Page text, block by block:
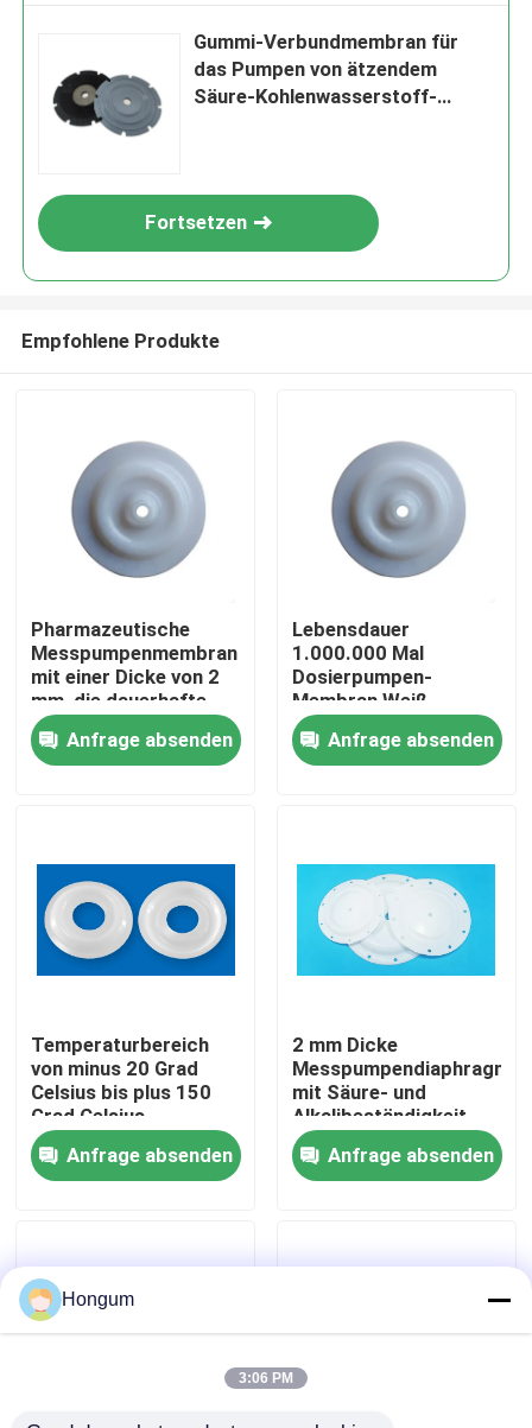
Zu Hause
Über uns
Werksbesichtigung
Qualitätskontrolle
Neuigkeiten
Bitte um ein Angebot
Gummimembrandichtungen
Gummi-Verbundmembran für
das Pumpen von ätzendem
Säure-Kohlenwasserstoff-
Fortsetzen
Empfohlene Produkte
Pharmazeutische
Messpumpenmembran
mit einer Dicke von 2
mm, die dauerhafte
und präzise Lösungen
für chemische
Messungen bietet
Anfrage absenden
Lebensdauer
1.000.000 Mal
Dosierpumpen-
Membran Weiß
Wartungsarm
Langlebiges Ersatzteil
für industrielle
Anfrage absenden
Temperaturbereich
von minus 20 Grad
Celsius bis plus 150
Grad Celsius
Membranmesspumpe,
die eine Lebensdauer
von 1000000 Mal für
Anfrage absenden
2 mm Dicke
Messpumpendiaphragma
mit Säure- und
Alkalibeständigkeit
und langen
Lebensdauer
Anfrage absenden
Hongum
3:06 PM